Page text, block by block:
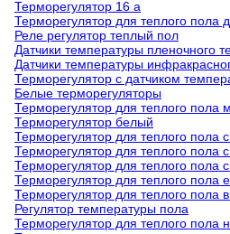
Терморегулятор 16 а
Терморегулятор для теплого пола
Реле регулятор теплый пол
Датчики температуры пленочного
Датчики температуры
Терморегулятор с датчиком
Белые терморегуляторы
Терморегулятор для теплого пола
Терморегулятор белый
Терморегулятор для теплого пола
Терморегулятор для теплого пола
Терморегулятор для теплого пола
Терморегулятор для теплого пола
Терморегулятор для теплого пола
Регулятор температуры пола
Терморегулятор для теплого пола